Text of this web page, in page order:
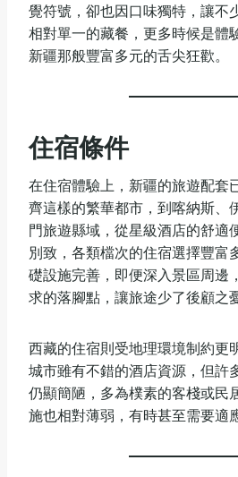
覺符號，卻也因口味獨特，讓不
相對單一的藏餐，更多時候是體
新疆那般豐富多元的舌尖狂歡。
住宿條件
在住宿體驗上，新疆的旅遊配套
齊這樣的繁華都市，到喀納斯、
門旅遊縣域，從星級酒店的舒適
別致，各類檔次的住宿選擇豐富
礎設施完善，即便深入景區周邊
求的落腳點，讓旅途少了後顧之憂
西藏的住宿則受地理環境制約更
城市雖有不錯的酒店資源，但許
仍顯簡陋，多為樸素的客棧或民
施也相對薄弱，有時甚至需要適